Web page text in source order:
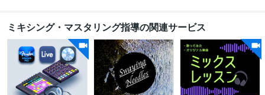
ミキシング・マスタリング指導の関連サービス